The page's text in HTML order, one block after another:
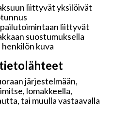
liittyvät yksilöivät
liittyvät
suostumuksella
kuva
järjestelmään,
lomakkeella,
tai muulla vastaavalla